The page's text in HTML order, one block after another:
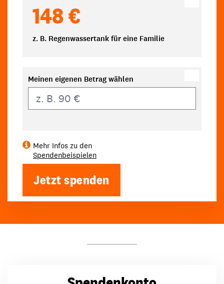
148 €
z. B. Regenwassertank für eine Familie
Meinen eigenen Betrag wählen
Mehr Infos zu den
Spendenbeispielen
Jetzt spenden